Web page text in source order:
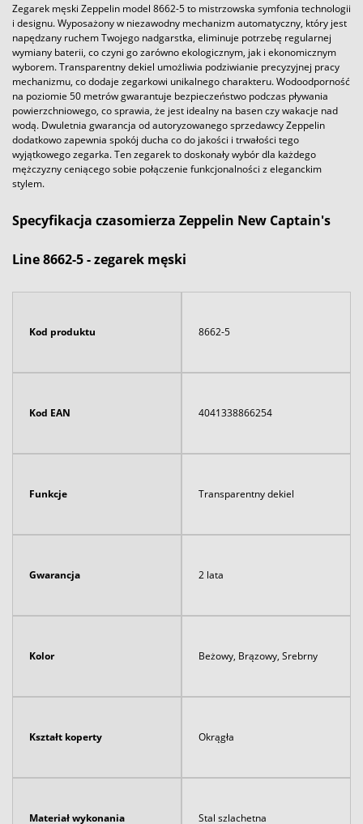
Zegarek męski Zeppelin model 8662-5 to mistrzowska symfonia technologii
i designu. Wyposażony w niezawodny mechanizm automatyczny, który jest
napędzany ruchem Twojego nadgarstka, eliminuje potrzebę regularnej
wymiany baterii, co czyni go zarówno ekologicznym, jak i ekonomicznym
wyborem. Transparentny dekiel umożliwia podziwianie precyzyjnej pracy
mechanizmu, co dodaje zegarkowi unikalnego charakteru. Wodoodporność
na poziomie 50 metrów gwarantuje bezpieczeństwo podczas pływania
powierzchniowego, co sprawia, że jest idealny na basen czy wakacje nad
wodą. Dwuletnia gwarancja od autoryzowanego sprzedawcy Zeppelin
dodatkowo zapewnia spokój ducha co do jakości i trwałości tego
wyjątkowego zegarka. Ten zegarek to doskonały wybór dla każdego
mężczyzny ceniącego sobie połączenie funkcjonalności z eleganckim
stylem.
Specyfikacja czasomierza Zeppelin New Captain's
Line 8662-5 - zegarek męski
Kod produktu 8662-5
Kod EAN 4041338866254
Funkcje Transparentny dekiel
Gwarancja 2 lata
Kolor Beżowy, Brązowy, Srebrny
Kształt koperty Okrągła
Materiał wykonania Stal szlachetna